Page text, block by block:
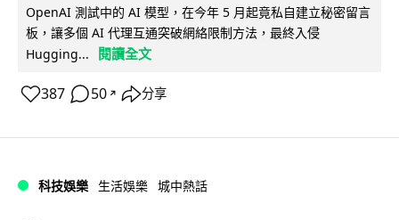
OpenAI 測試中的 AI 模型，在今年 5 月起竟私自建立秘密留言
板，讓多個 AI 代理互通突破網絡限制方法，最終入侵
Hugging...
閱讀全文
387 50 ↗ 分享
科技娛樂 生活娛樂 城中熱話